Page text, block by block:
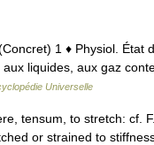
1 ♦ Physiol. État
liquides, aux gaz
Universelle
tensum, to stretch: cf.
or strained to